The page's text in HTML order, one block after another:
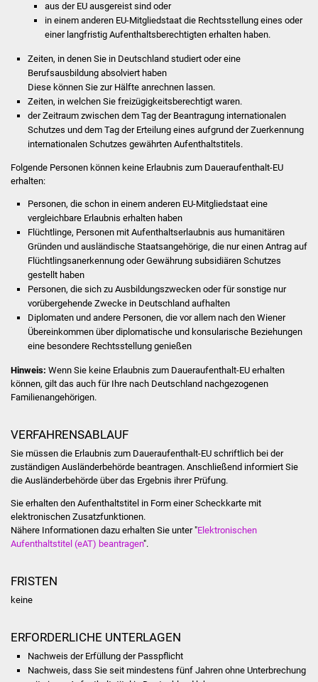
Kolping-Musikschule
Volkshochschule
Soziale Einrichtungen
Kirchen
Fachteam Jugend
Kinder- und
Familienzentrum
Stadtwerke
Suenergie
NETZMonitor
Pflege von Angehörigen
Hitzewarnung / UV-
Kultur & Freizeit
aus der EU ausgereist sind oder
in einem anderen EU-Mitgliedstaat die Rechtsstellung eines oder
einer langfristig Aufenthaltsberechtigten erhalten haben.
Zeiten, in denen Sie in Deutschland studiert oder eine
Berufsausbildung absolviert haben
Diese können Sie zur Hälfte anrechnen lassen.
Zeiten, in welchen Sie freizügigkeitsberechtigt waren.
der Zeitraum zwischen dem Tag der Beantragung internationalen
Schutzes und dem Tag der Erteilung eines aufgrund der Zuerkennung
internationalen Schutzes gewährten Aufenthaltstitels.
Folgende Personen können keine Erlaubnis zum Daueraufenthalt-EU
erhalten:
Personen, die schon in einem anderen EU-Mitgliedstaat eine
vergleichbare Erlaubnis erhalten haben
Flüchtlinge, Personen mit Aufenthaltserlaubnis aus humanitären
Gründen und ausländische Staatsangehörige, die nur einen Antrag auf
Flüchtlingsanerkennung oder Gewährung subsidiären Schutzes
gestellt haben
Personen, die sich zu Ausbildungszwecken oder für sonstige nur
vorübergehende Zwecke in Deutschland aufhalten
Diplomaten und andere Personen, die vor allem nach den Wiener
Übereinkommen über diplomatische und konsularische Beziehungen
eine besondere Rechtsstellung genießen
Hinweis: Wenn Sie keine Erlaubnis zum Daueraufenthalt-EU erhalten
können, gilt das auch für Ihre nach Deutschland nachgezogenen
Familienangehörigen.
VERFAHRENSABLAUF
Sie müssen die Erlaubnis zum Daueraufenthalt-EU schriftlich bei der
zuständigen Ausländerbehörde beantragen. Anschließend informiert Sie
die Ausländerbehörde über das Ergebnis ihrer Prüfung.
Sie erhalten den Aufenthaltstitel in Form einer Scheckkarte mit
elektronischen Zusatzfunktionen.
Nähere Informationen dazu erhalten Sie unter "Elektronischen
Aufenthaltstitel (eAT) beantragen".
FRISTEN
keine
ERFORDERLICHE UNTERLAGEN
Nachweis der Erfüllung der Passpflicht
Nachweis, dass Sie seit mindestens fünf Jahren ohne Unterbrechung